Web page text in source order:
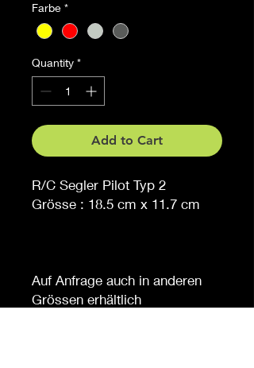
Farbe *
Quantity *
Add to Cart
R/C Segler Pilot Typ 2
Grösse : 18.5 cm x 11.7 cm
Auf Anfrage auch in anderen
Grössen erhältlich